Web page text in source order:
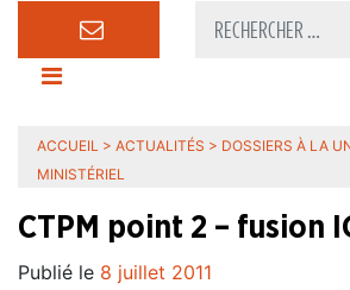
ACCUEIL > ACTUALITÉS > DOSSIERS À LA
MINISTÉRIEL
CTPM point 2 – fusion
Publié le 8 juillet 2011